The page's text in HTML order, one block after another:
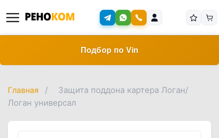
Подбор по Vin
Главная /
Защита поддона картера Логан/
Логан универсал